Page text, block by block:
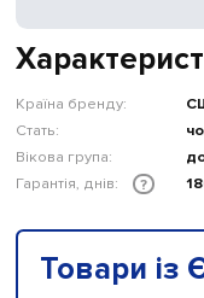
Країна бренду:
Стать:
Вікова група:
Гарантія, днів:
?
Товари із